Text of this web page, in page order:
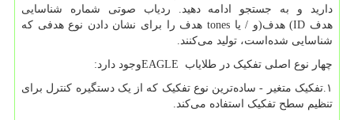
دارید و به جستجو ادامه دهید. ردیاب صوتی شماره شناسایی
هدف (IDهدف)و / یا tones هدف را برای نشان دادن نوع هدفی که
شناسایی شده‌است، تولید می‌کنند.
چهار نوع اصلی تفکیک در طلایاب
EAGLEوجود دارد :
۱.تفکیک متغیر - ساده‌ترین نوع تفکیک که از یک دستگیره کنترل برای
تنظیم سطح تفکیک استفاده می‌کند.